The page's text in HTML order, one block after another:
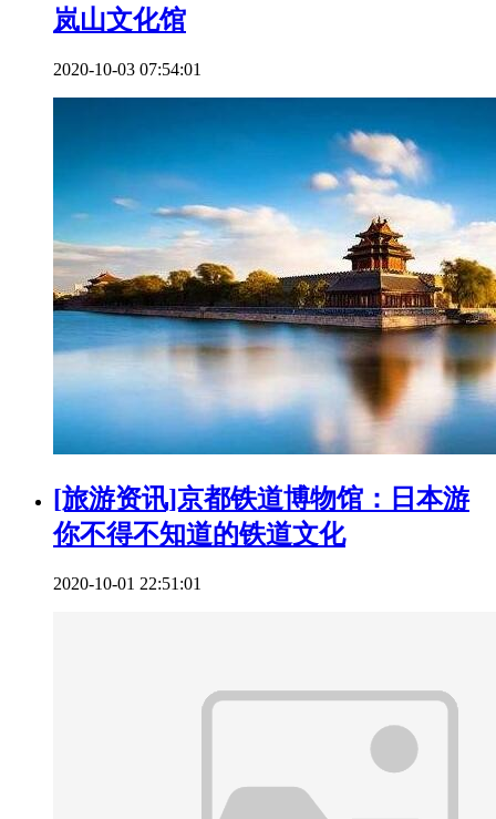
岚山文化馆
2020-10-03 07:54:01
[旅游资讯]京都铁道博物馆：日本游
你不得不知道的铁道文化
2020-10-01 22:51:01